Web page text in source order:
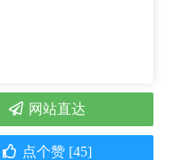
网站直达
点个赞 [45]